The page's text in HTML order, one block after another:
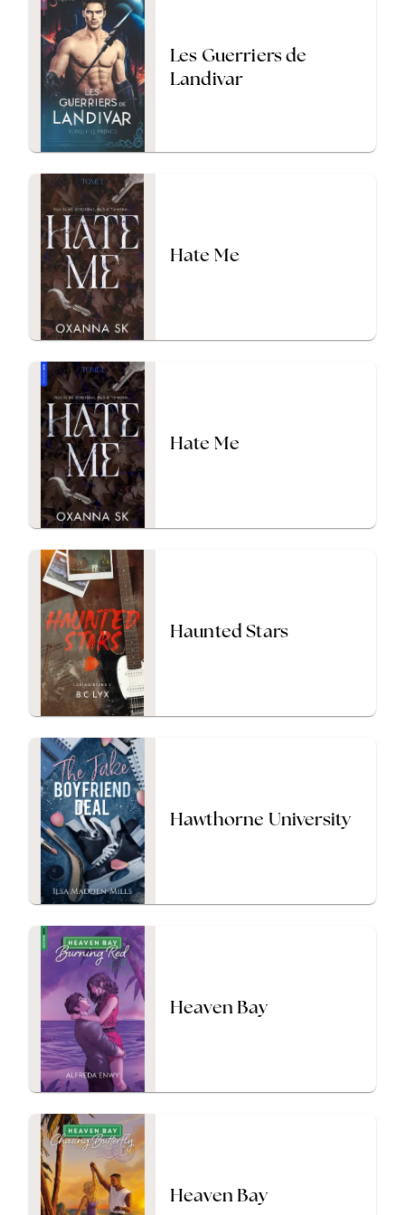
Les Guerriers de
Landivar
Hate Me
Hate Me
Haunted Stars
Hawthorne University
Heaven Bay
Heaven Bay